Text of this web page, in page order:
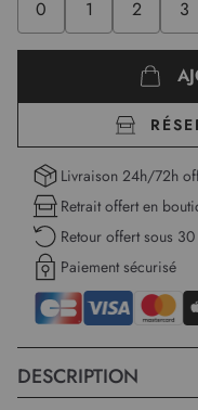
0 1 2 3
Livraison 24h/72h
Retrait offert en
Retour offert sous
Paiement sécurisé
DESCRIPTION